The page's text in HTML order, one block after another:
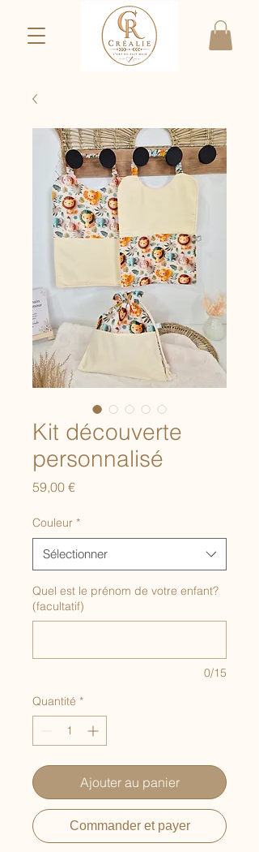
Kit découverte
personnalisé
59,00 €Prix
Couleur *
Sélectionner
Quel est le prénom de votre enfant?
(facultatif)
0/15
Quantité *
Ajouter au panier
Commander et payer